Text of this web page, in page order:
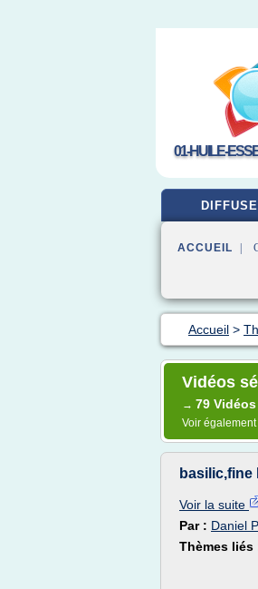
01-HUILE-
ACCUEIL |
Accueil >
Vidéos
→ 79 Vidéos
Voir également
basilic,fine
Voir la suite
Par : Daniel
Thèmes liés